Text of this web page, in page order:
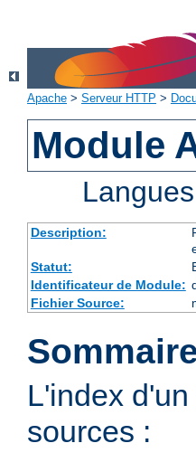
Apache > Serveur HTTP >
Module
Description:
Statut:
Identificateur de Module:
Fichier Source:
L'index
sources :